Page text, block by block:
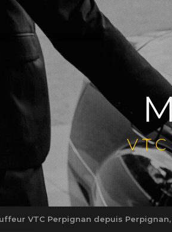
VTC Perpignan depuis